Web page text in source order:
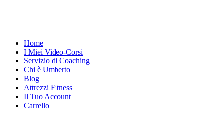
Home
I Miei Video-Corsi
Servizio di Coaching
Chi è Umberto
Blog
Attrezzi Fitness
Il Tuo Account
Carrello